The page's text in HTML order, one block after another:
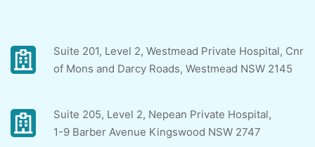
Suite 201, Level 2, Westmead Private Hospital, Cnr
of Mons and Darcy Roads, Westmead NSW 2145
Suite 205, Level 2, Nepean Private Hospital,
1-9 Barber Avenue Kingswood NSW 2747